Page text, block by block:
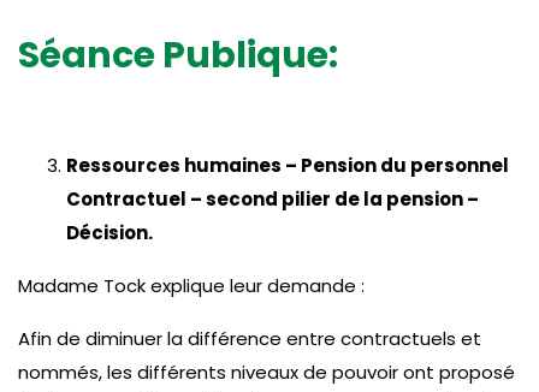
Séance Publique:
Ressources humaines – Pension du personnel
Contractuel – second pilier de la pension –
Décision.
Madame Tock explique leur demande :
Afin de diminuer la différence entre contractuels et
nommés, les différents niveaux de pouvoir ont proposé